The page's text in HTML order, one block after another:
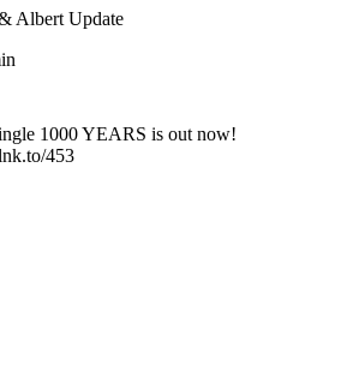
Albert Update
1000 YEARS is out now!
453